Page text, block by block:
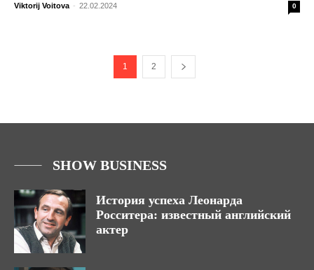
Viktorij Voitova - 22.02.2024 0
1 2
SHOW BUSINESS
История успеха Леонарда
Росситера: известный английский
актер